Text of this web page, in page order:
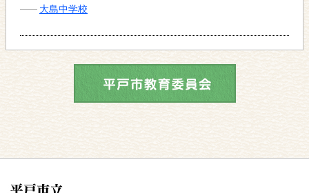
大島中学校